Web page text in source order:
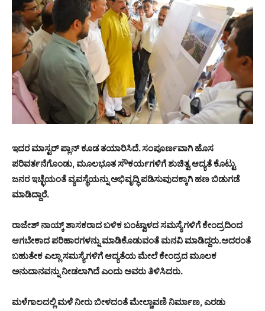
ಇದರ ಮಾಸ್ಟರ್ ಪ್ಲಾನ್ ಕೂಡ ತಯಾರಿಸಿದೆ. ಸಂಪೂರ್ಣವಾಗಿ ಹೊಸ
ಪರಿವರ್ತನೆಗೊಂಡು, ಮೂಲಭೂತ ಸೌಕರ್ಯಗಳಿಗೆ ಶುಚಿತ್ವ ಆದ್ಯತೆ ಕೊಟ್ಟು
ಜನರ ಇಚ್ಛೆಯಂತೆ ವ್ಯವಸ್ಥೆಯನ್ನು ಅಭಿವೃದ್ಧಿ ಪಡಿಸುವುದಕ್ಕಾಗಿ ಹಣ ಬಿಡುಗಡೆ
ಮಾಡಿದ್ದಾರೆ.
ರಾಜೇಶ್ ನಾಯ್ಕ್ ಶಾಸಕರಾದ ಬಳಿಕ ಬಂಟ್ವಾಳದ ಸಮಸ್ಯೆಗಳಿಗೆ ಕೇಂದ್ರದಿಂದ
ಆಗಬೇಕಾದ ಪರಿಹಾರಗಳನ್ನು ಮಾಡಿಕೊಡುವಂತೆ ಮನವಿ ಮಾಡಿದ್ದರು.ಅದರಂತೆ
ಬಹುತೇಕ ಎಲ್ಲಾ ಸಮಸ್ಯೆಗಳಿಗೆ ಆದ್ಯತೆಯ ಮೇಲೆ ಕೇಂದ್ರದ ಮೂಲಕ
ಅನುದಾನವನ್ನು ನೀಡಲಾಗಿದೆ ಎಂದು ಅವರು ತಿಳಿಸಿದರು.
ಮಳೆಗಾಲದಲ್ಲಿ ಮಳೆ ನೀರು ಬೀಳದಂತೆ ಮೇಲ್ಚಾವಣಿ ನಿರ್ಮಾಣ, ಎರಡು